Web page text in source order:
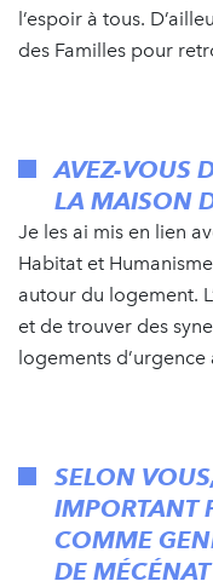
l’espoir à tous.
des Familles pour
AVEZ-VOUS
LA MAISON
Je les ai mis en lien
Habitat et
autour du logement.
et de trouver des
logements
SELON
IMPORTANT
COMME
DE